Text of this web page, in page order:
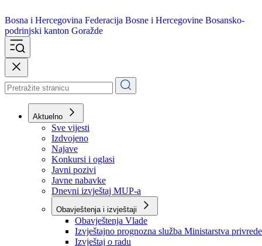
Bosna i Hercegovina
podrinjski kanton Goražde
Aktuelno
Sve vijesti
Izdvojeno
Najave
Konkursi i oglasi
Javni pozivi
Javne nabavke
Dnevni izvještaj MUP-a
Obavještenja i izvještaji